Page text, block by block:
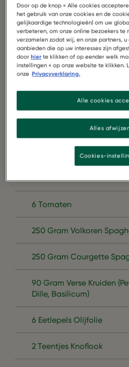
Toscaanse Carre
1 Komkommer
6 Tomaten
250 Gram Volkoren
250 Gram Courgette
90 Gram Verse Kruiden
Dille, Basilicum)
6 Eetlepels Olijfolie
2 Teentjes Knoflook
Door op de knop « Alle cookies
het gebruik van onze cookies en de
gelijkaardige technologieën) om uw
verbeteren, om onze online bezoekers
verzamelen zodat wij, en onze partners,
aanbieden die op uw interesses zijn
doorhier te klikken of op eender welk
instellingen » op onze website te klikken.
onze Privacyverklaring.
Alles
Alle cookies
Cookies-